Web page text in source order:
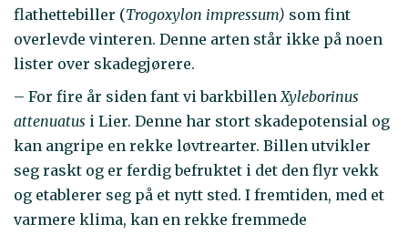
flathettebiller (Trogoxylon impressum) som fint
overlevde vinteren. Denne arten står ikke på noen
lister over skadegjørere.
– For fire år siden fant vi barkbillenXyleborinus
attenuatus i Lier. Denne har stort skadepotensial og
kan angripe en rekke løvtrearter. Billen utvikler
seg raskt og er ferdig befruktet i det den flyr vekk
og etablerer seg på et nytt sted. I fremtiden, med et
varmere klima, kan en rekke fremmede